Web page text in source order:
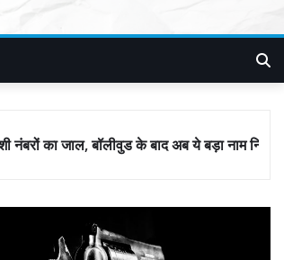
के बाद अब ये बड़ा नाम निशाने पर! मुंबई जैसा ‘फिरौती